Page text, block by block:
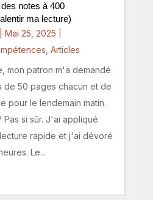
notes à 400
ma lecture)
Mai 25, 2025
Articles
mon patron m'a demandé
de 50 pages chacun et de
pour le lendemain matin.
Pas si sûr. J'ai appliqué
rapide et j'ai dévoré
Le...